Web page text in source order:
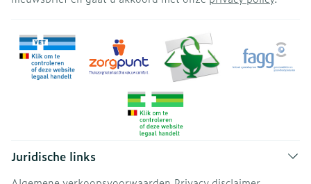
Juridische links